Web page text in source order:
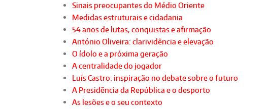
Sinais preocupantes do Médio Oriente
Medidas estruturais e cidadania
54 anos de lutas, conquistas e afirmação
António Oliveira: clarividência e elevação
O ídolo e a próxima geração
A centralidade do jogador
Luís Castro: inspiração no debate sobre o futuro
A Presidência da República e o desporto
As lesões e o seu contexto